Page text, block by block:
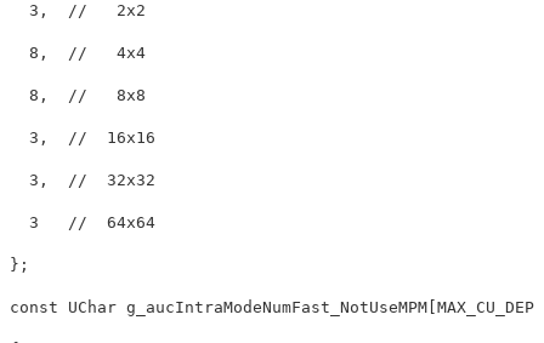
3 , //   2x2
8 , //   4x4
8 , //   8x8
3 , //  16x16
3 , //  32x32
3 //  64x64
const UChar